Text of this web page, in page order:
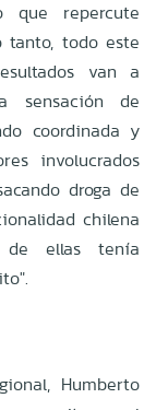
que repercute
tanto, todo este
van a
sensación de
coordinada y
involucrados
droga de
chilena
de ellas tenía
Humberto